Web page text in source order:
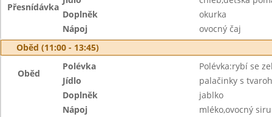
Přesnídávka
Doplněk
okurka
Nápoj
ovocný čaj
Oběd (11:00 - 13:45)
Oběd
Polévka
Polévka:rybí se
Jídlo
palačinky s
Doplněk
jablko
Nápoj
mléko,ovocný